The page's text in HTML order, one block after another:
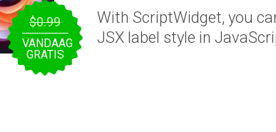
$0.99
VANDAAG
GRATIS
With ScriptWidget, you
JSX label style in